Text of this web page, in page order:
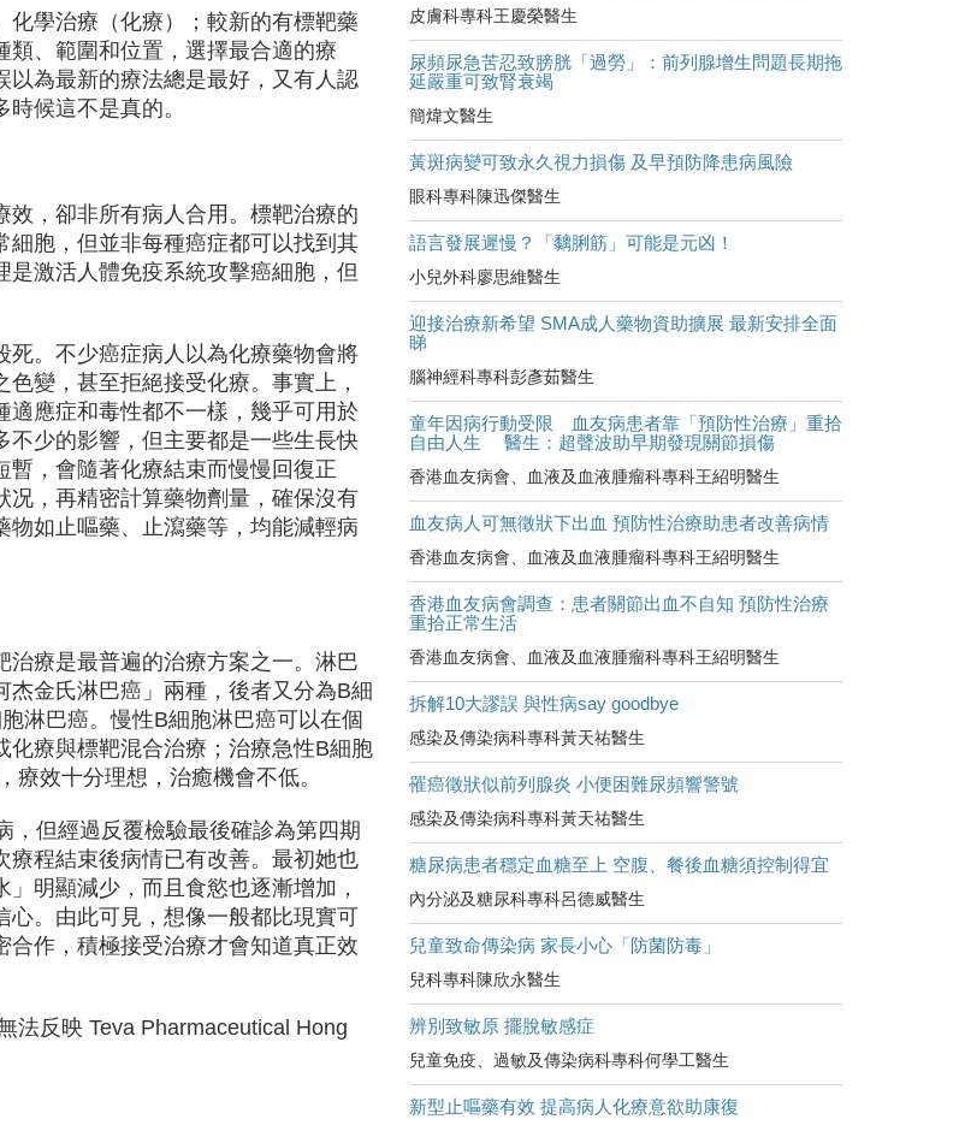
學治療（化療）；較新的有標靶藥
、範圍和位置，選擇最合適的療
為最新的療法總是最好，又有人認
候這不是真的。
，卻非所有病人合用。標靶治療的
細胞，但並非每種癌症都可以找到其
是激活人體免疫系統攻擊癌細胞，但
。不少癌症病人以為化療藥物會將
變，甚至拒絕接受化療。事實上，
應症和毒性都不一樣，幾乎可用於
少的影響，但主要都是一些生長快
，會隨著化療結束而慢慢回復正
，再精密計算藥物劑量，確保沒有
如止嘔藥、止瀉藥等，均能減輕病
治療是最普遍的治療方案之一。淋巴
金氏淋巴癌」兩種，後者又分為B細
淋巴癌。慢性B細胞淋巴癌可以在個
化療與標靶混合治療；治療急性B細胞
效十分理想，治癒機會不低。
，但經過反覆檢驗最後確診為第四期
程結束後病情已有改善。最初她也
明顯減少，而且食慾也逐漸增加，
心。由此可見，想像一般都比現實可
作，積極接受治療才會知道真正效
法反映 Teva Pharmaceutical Hong
皮膚科專科王慶榮醫生
尿頻尿急苦忍致膀胱「過勞」：前列腺增生問題長期拖
延嚴重可致腎衰竭
簡煒文醫生
黃斑病變可致永久視力損傷 及早預防降患病風險
眼科專科陳迅傑醫生
語言發展遲慢？「黐脷筋」可能是元凶！
小兒外科廖思維醫生
迎接治療新希望 SMA成人藥物資助擴展 最新安排全面
睇
腦神經科專科彭彥茹醫生
童年因病行動受限 血友病患者靠「預防性治療」重拾
自由人生 醫生：超聲波助早期發現關節損傷
香港血友病會、血液及血液腫瘤科專科王紹明醫生
血友病人可無徵狀下出血 預防性治療助患者改善病情
香港血友病會、血液及血液腫瘤科專科王紹明醫生
香港血友病會調查：患者關節出血不自知 預防性治療
重拾正常生活
香港血友病會、血液及血液腫瘤科專科王紹明醫生
拆解10大謬誤 與性病say goodbye
感染及傳染病科專科黃天祐醫生
罹癌徵狀似前列腺炎 小便困難尿頻響警號
感染及傳染病科專科黃天祐醫生
糖尿病患者穩定血糖至上 空腹、餐後血糖須控制得宜
內分泌及糖尿科專科呂德威醫生
兒童致命傳染病 家長小心「防菌防毒」
兒科專科陳欣永醫生
辨別致敏原 擺脫敏感症
兒童免疫、過敏及傳染病科專科何學工醫生
新型止嘔藥有效 提高病人化療意欲助康復